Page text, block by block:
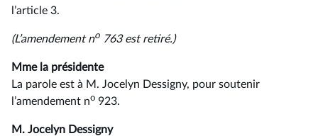
l’article 3.
(L’amendement no 763 est retiré.)
Mme la présidente
La parole est à M. Jocelyn Dessigny, pour soutenir
l’amendement no 923.
M. Jocelyn Dessigny